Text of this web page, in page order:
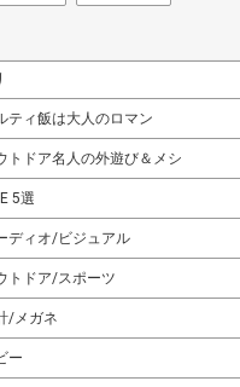
ティ飯は大人のロマン
トドア名人の外遊び＆メシ
5選
ディオ/ビジュアル
トドア/スポーツ
/メガネ
ー